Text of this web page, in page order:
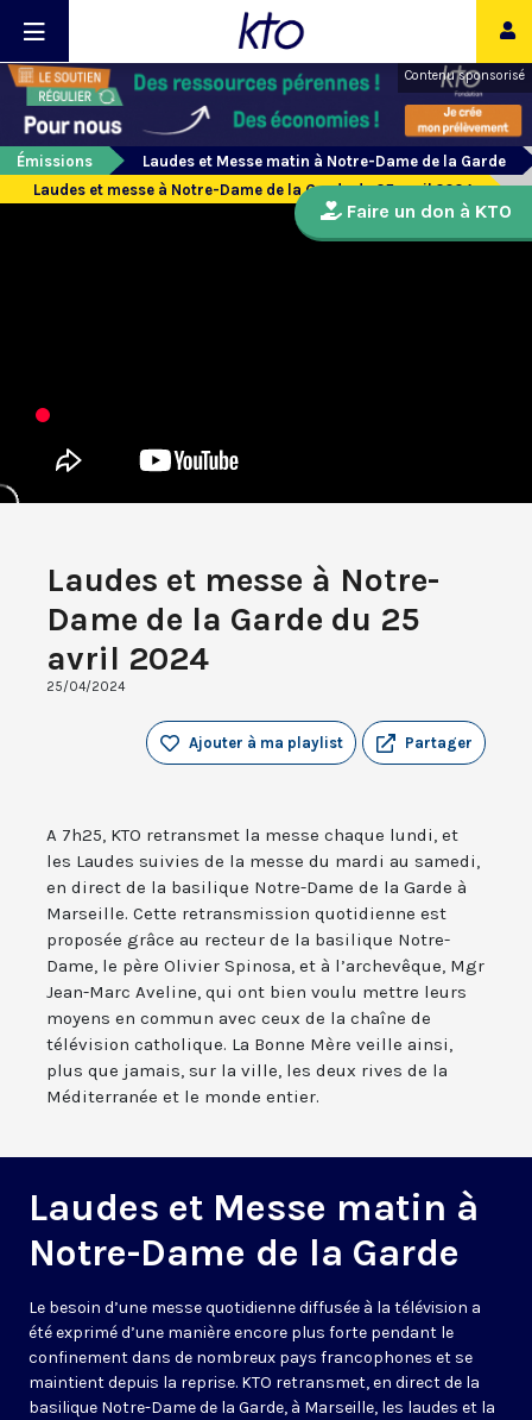
Contenu sponsorisé
Émissions
Laudes et Messe matin à Notre-Dame de la Garde
Laudes et messe à Notre-Dame de la Garde du 25 avril 2024
Laudes et messe à Notre-
Dame de la Garde du 25
avril 2024
25/04/2024
Partager
Ajouter à ma playlist
A 7h25, KTO retransmet la messe chaque lundi, et
les Laudes suivies de la messe du mardi au samedi,
en direct de la basilique Notre-Dame de la Garde à
Marseille. Cette retransmission quotidienne est
proposée grâce au recteur de la basilique Notre-
Dame, le père Olivier Spinosa, et à l’archevêque, Mgr
Jean-Marc Aveline, qui ont bien voulu mettre leurs
moyens en commun avec ceux de la chaîne de
télévision catholique. La Bonne Mère veille ainsi,
plus que jamais, sur la ville, les deux rives de la
Méditerranée et le monde entier.
Laudes et Messe matin à
Notre-Dame de la Garde
Le besoin d’une messe quotidienne diffusée à la télévision a
été exprimé d’une manière encore plus forte pendant le
confinement dans de nombreux pays francophones et se
maintient depuis la reprise. KTO retransmet, en direct de la
basilique Notre-Dame de la Garde, à Marseille, les laudes et la
Faire un don à KTO